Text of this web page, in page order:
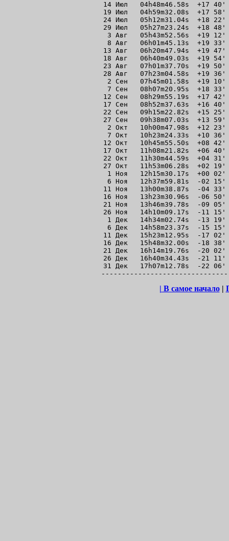
14 Июл   04h48m46.58s  +17
19 Июл   04h59m32.08s  +17
24 Июл   05h12m31.04s  +18
29 Июл   05h27m23.24s  +18
3 Авг   05h43m52.56s  +19
8 Авг   06h01m45.13s  +19
13 Авг   06h20m47.94s  +19
18 Авг   06h40m49.03s  +19
23 Авг   07h01m37.70s  +19
28 Авг   07h23m04.58s  +19
2 Сен   07h45m01.58s  +19
7 Сен   08h07m20.95s  +18
12 Сен   08h29m55.19s  +17
17 Сен   08h52m37.63s  +16
22 Сен   09h15m22.82s  +15
27 Сен   09h38m07.03s  +13
2 Окт   10h00m47.98s  +12
7 Окт   10h23m24.33s  +10
12 Окт   10h45m55.50s  +08
17 Окт   11h08m21.82s  +06
22 Окт   11h30m44.59s  +04
27 Окт   11h53m06.28s  +02
1 Ноя   12h15m30.17s  +00
6 Ноя   12h37m59.81s  -02
11 Ноя   13h00m38.87s  -04
16 Ноя   13h23m30.96s  -06
21 Ноя   13h46m39.78s  -09
26 Ноя   14h10m09.17s  -11
1 Дек   14h34m02.74s  -13
6 Дек   14h58m23.37s  -15
11 Дек   15h23m12.95s  -17
16 Дек   15h48m32.00s  -18
21 Дек   16h14m19.76s  -20
26 Дек   16h40m34.43s  -21
31 Дек   17h07m12.78s  -22
| В самое начало|